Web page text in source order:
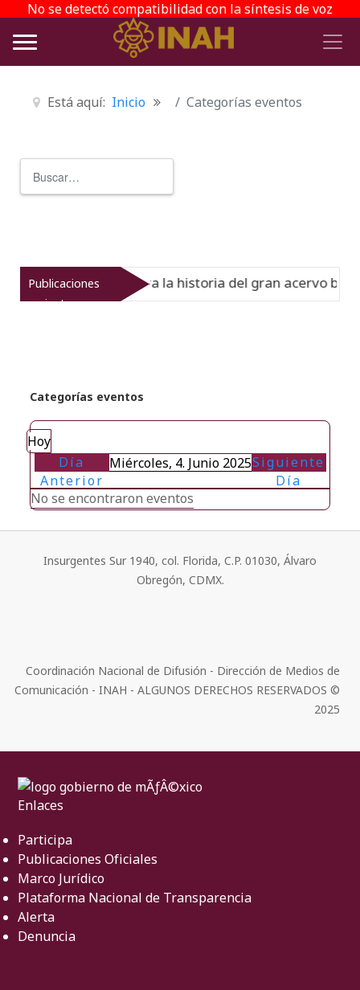
No se detectó compatibilidad con la síntesis de voz
Está aquí: Inicio Categorías eventos
Publicaciones
recientes
del Virreinato muestra la historia del gran acervo
Categorías eventos
Hoy
Día
Anterior
Miércoles, 4. Junio 2025Siguiente
Día
No se encontraron eventos
Insurgentes Sur 1940, col. Florida, C.P. 01030, Álvaro
Obregón, CDMX.
Coordinación Nacional de Difusión - Dirección de Medios de
Comunicación - INAH - ALGUNOS DERECHOS RESERVADOS ©
2025
Enlaces
Participa
Publicaciones Oficiales
Marco Jurídico
Plataforma Nacional de Transparencia
Alerta
Denuncia